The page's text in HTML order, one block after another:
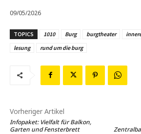
09/05/2026
TOPICS 1010 Burg burgtheater
lesung
rund um die burg
Vorheriger Artikel
Infopaket: Vielfalt für Balkon,
Garten und Fensterbrett